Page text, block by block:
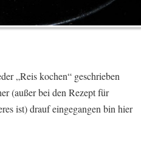
„Reis kochen“ geschrieben
(außer bei den Rezept für
ist) drauf eingegangen bin hier